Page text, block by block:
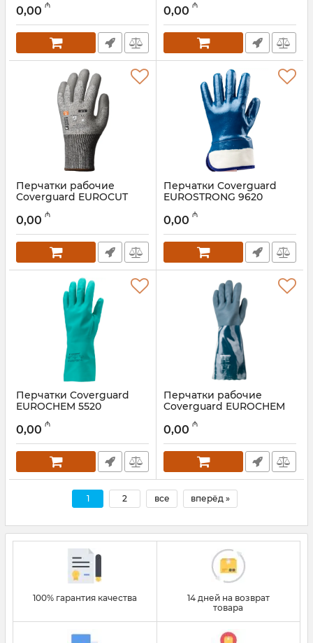
Артикул:
0,00 ₼
Артикул:
0,00 ₼
Перчатки рабочие
Coverguard EUROCUT
Артикул:
0,00 ₼
Перчатки Coverguard
EUROSTRONG 9620
Артикул:
0,00 ₼
Перчатки Coverguard
EUROCHEM 5520
Артикул:
0,00 ₼
Перчатки рабочие
Coverguard EUROCHEM
Артикул:
0,00 ₼
1 2 все вперёд »
100% гарантия качества
14 дней на возврат
товара